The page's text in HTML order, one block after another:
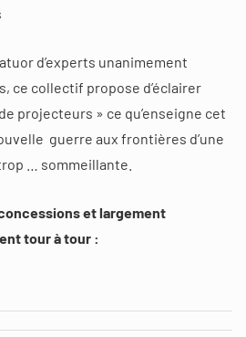
d’experts unanimement
ce collectif propose d’éclairer
projecteurs » ce qu’enseigne cet
guerre aux frontières d’une
… sommeillante.
et largement
tour à tour :